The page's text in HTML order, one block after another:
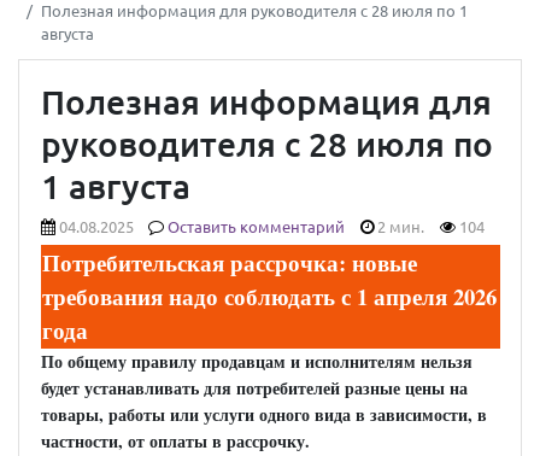
Полезная информация для руководителя с 28 июля по 1
августа
Полезная информация для
руководителя с 28 июля по
1 августа
04.08.2025 Оставить комментарий 2 мин. 104
Потребительская рассрочка: новые
требования надо соблюдать с 1 апреля 2026
года
По общему правилу продавцам и исполнителям нельзя
будет устанавливать для потребителей разные цены на
товары, работы или услуги одного вида в зависимости, в
частности, от оплаты в рассрочку.